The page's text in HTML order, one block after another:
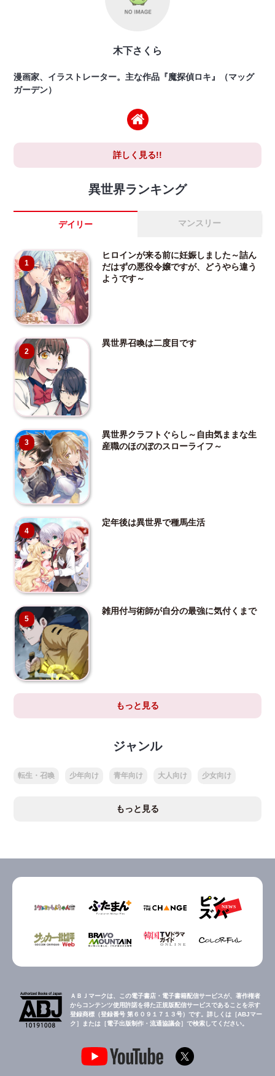
木下さくら
漫画家、イラストレーター。主な作品『魔探偵ロキ』（マッグ
ガーデン）
詳しく見る!!
異世界ランキング
デイリー マンスリー
1
ヒロインが来る前に妊娠しました～詰ん
だはずの悪役令嬢ですが、どうやら違う
ようです～
2
異世界召喚は二度目です
3
異世界クラフトぐらし～自由気ままな生
産職のほのぼのスローライフ～
4
定年後は異世界で種馬生活
5
雑用付与術師が自分の最強に気付くまで
もっと見る
ジャンル
転生・召喚 少年向け 青年向け 大人向け 少女向け
もっと見る
ＡＢＪマークは、この電子書店・電子書籍配信サービスが、著作権者
からコンテンツ使用許諾を得た正規版配信サービスであることを示す
登録商標（登録番号 第６０９１７１３号）です。詳しくは［ABJマー
ク］または［電子出版制作・流通協議会］で検索してください。